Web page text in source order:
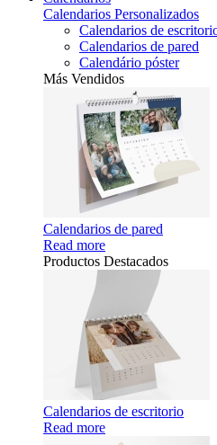
Calendarios Personalizados
Calendarios de
Calendarios de pared
Calendário póster
Más Vendidos
Calendarios de pared
Read more
Productos Destacados
Calendarios de escritorio
Read more